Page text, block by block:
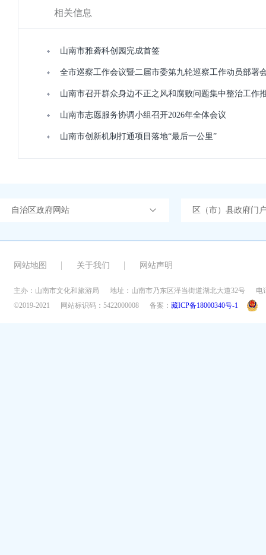
相关信息
山南市雅砻科创园完成首签
全市巡察工作会议暨二届市委第九轮巡察工作动员部署
山南市召开群众身边不正之风和腐败问题集中整治工作
山南市志愿服务协调小组召开2026年全体会议
山南市创新机制打通项目落地“最后一公里”
自治区政府网站 区（市）县政府门
网站地图 关于我们 网站声明
主办：山南市文化和旅游局 地址：山南市乃东区泽当街道湖北大道32号
电
©2019-2021
网站标识码：5422000008 备案： 藏ICP备18000340号-1